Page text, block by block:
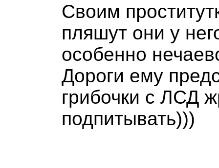
Своим
пляшут они у
особенно
Дороги ему
грибочки с ЛСД
подпитывать)))